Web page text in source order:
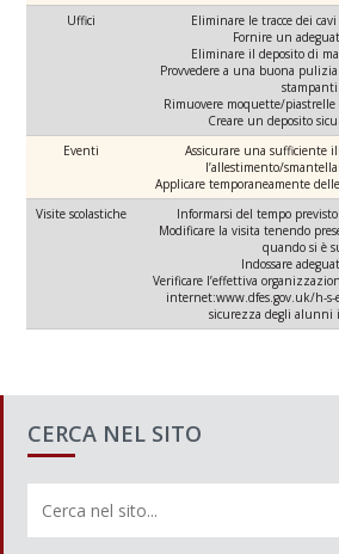
Uffici
Eliminare le tracce dei
Fornire un
Eliminare il deposito di
Provvedere a una buona
stampanti
Rimuovere moquette/
Creare un deposito
Eventi
Assicurare una sufficiente
l’allestimento/
Applicare temporaneamente
Visite scolastiche
Informarsi del tempo
Modificare la visita tenendo
quando si è
Indossare
Verificare l’effettiva
internet:www.dfes.gov.uk/h-
sicurezza degli alunni
CERCA NEL SITO